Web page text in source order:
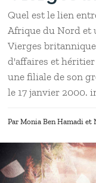
Quel est le lien
Afrique du Nord et
Vierges
d'affaires et
une filiale de son
le 17 janvier 2000.
Par Monia Ben Hamadi